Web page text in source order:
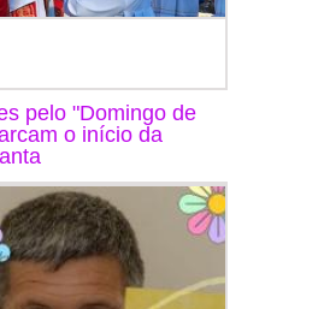
pelo "Domingo de
o início da